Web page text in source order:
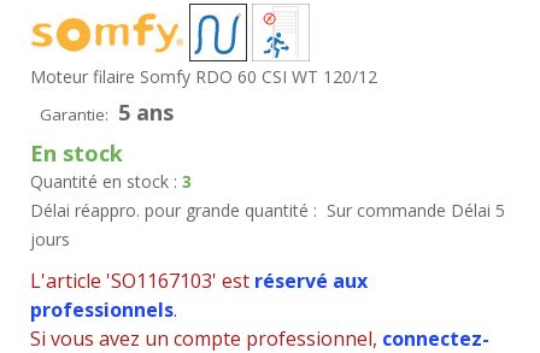
Moteur filaire Somfy RDO 60 CSI WT 120/12
Garantie: 5 ans
En stock
Quantité en stock : 3
Délai réappro. pour grande quantité : Sur commande Délai 5
jours
L'article 'SO1167103' est réservé aux
professionnels.
Si vous avez un compte professionnel, connectez-